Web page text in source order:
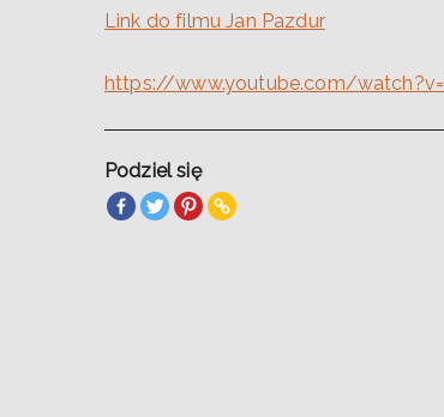
Link do filmu Jan Pazdur
https://www.youtube.com/
Podziel się